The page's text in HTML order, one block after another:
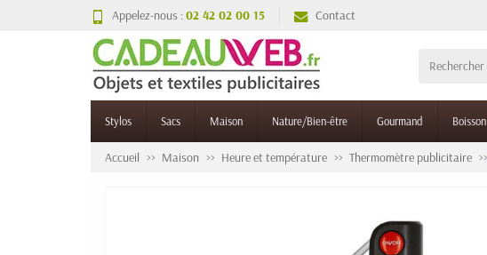
Appelez-nous :02 42 02 00 15 Contact
Stylos Sacs Maison Nature/Bien-être Gourmand Boisson
Accueil Maison Heure et température Thermomètre publicitaire